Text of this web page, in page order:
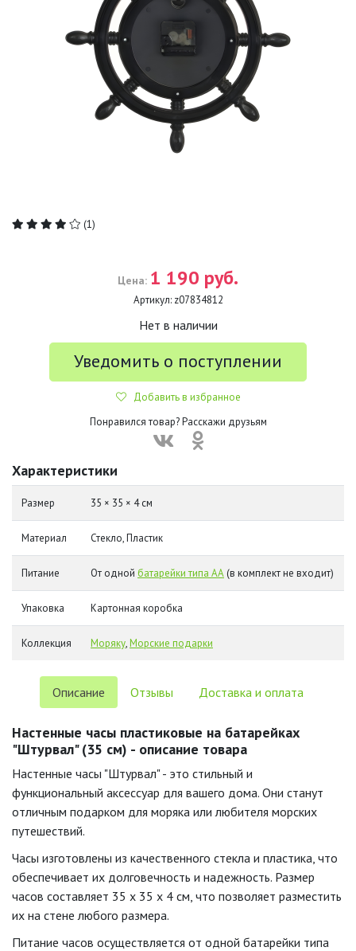
(1)
Цена: 1 190 руб.
Артикул: z07834812
Нет в наличии
Уведомить о поступлении
Добавить в избранное
Понравился товар? Расскажи друзьям
Характеристики
Размер 35 × 35 × 4 см
Материал Стекло, Пластик
Питание От одной батарейки типа АА (в комплект не входит)
Упаковка Картонная коробка
Коллекция Моряку,Морские подарки
Описание Отзывы Доставка и оплата
Настенные часы пластиковые на батарейках
"Штурвал" (35 см) - описание товара
Настенные часы "Штурвал" - это стильный и
функциональный аксессуар для вашего дома. Они станут
отличным подарком для моряка или любителя морских
путешествий.
Часы изготовлены из качественного стекла и пластика, что
обеспечивает их долговечность и надежность. Размер
часов составляет 35 х 35 х 4 см, что позволяет разместить
их на стене любого размера.
Питание часов осуществляется от одной батарейки типа